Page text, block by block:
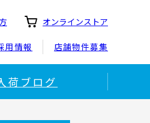
オンラインストア
用情報 店舗物件募集
荷ブログ